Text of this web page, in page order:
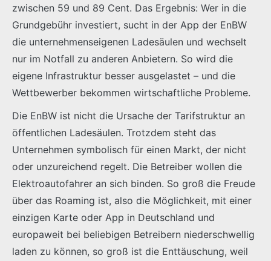
zwischen 59 und 89 Cent. Das Ergebnis: Wer in die
Grundgebühr investiert, sucht in der App der EnBW
die unternehmenseigenen Ladesäulen und wechselt
nur im Notfall zu anderen Anbietern. So wird die
eigene Infrastruktur besser ausgelastet – und die
Wettbewerber bekommen wirtschaftliche Probleme.
Die EnBW ist nicht die Ursache der Tarifstruktur an
öffentlichen Ladesäulen. Trotzdem steht das
Unternehmen symbolisch für einen Markt, der nicht
oder unzureichend regelt. Die Betreiber wollen die
Elektroautofahrer an sich binden. So groß die Freude
über das Roaming ist, also die Möglichkeit, mit einer
einzigen Karte oder App in Deutschland und
europaweit bei beliebigen Betreibern niederschwellig
laden zu können, so groß ist die Enttäuschung, weil